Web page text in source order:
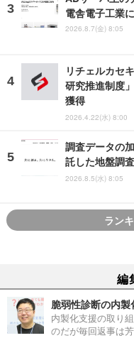
電舎電子工業
2026.8.7(金) 8:05
リチェルカセ
研究推進制度
獲得
2026.4.22(水) 8:00
調査データの
託した地盤調
2026.8.5(水) 8:05
ラン
編
脆弱性診断の内
内製化支援の取り
のだが毎回返事は